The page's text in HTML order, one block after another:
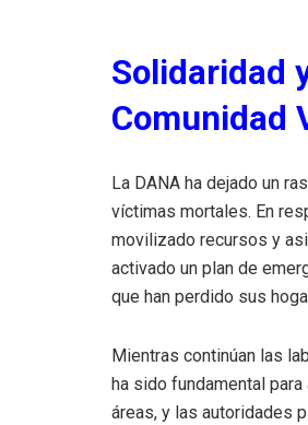
Solidaridad
Comunidad
La DANA ha dejado un
víctimas mortales. En
movilizado recursos y
activado un plan de
que han perdido sus
Mientras continúan las
ha sido fundamental
áreas, y las autoridades